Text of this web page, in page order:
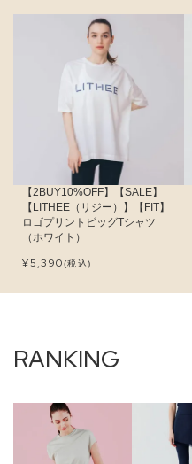
【2BUY10%OFF】【SALE】
【LITHEE（リジー）】【FIT】
ロゴプリントビッグTシャツ
（ホワイト）
¥5,390(税込)